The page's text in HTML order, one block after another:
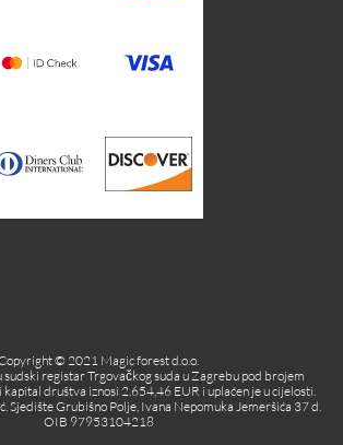
© 2021 Magic forest d.o.o.
sudski registar Trgovačkog suda u Zagrebu pod brojem
društva iznosi 2.654,46 EUR i uplaćen je u cijelosti.
Sjedište Grubišno Polje, Ivana Nepomuka Jemeršića 37 d.
OIB 97953104218